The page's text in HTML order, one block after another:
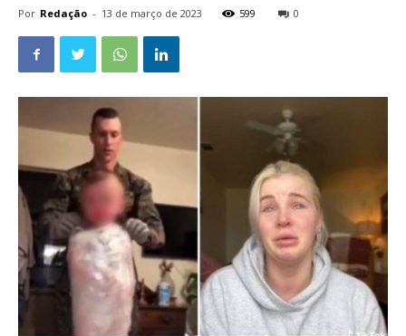
Por Redação - 13 de março de 2023 599 0